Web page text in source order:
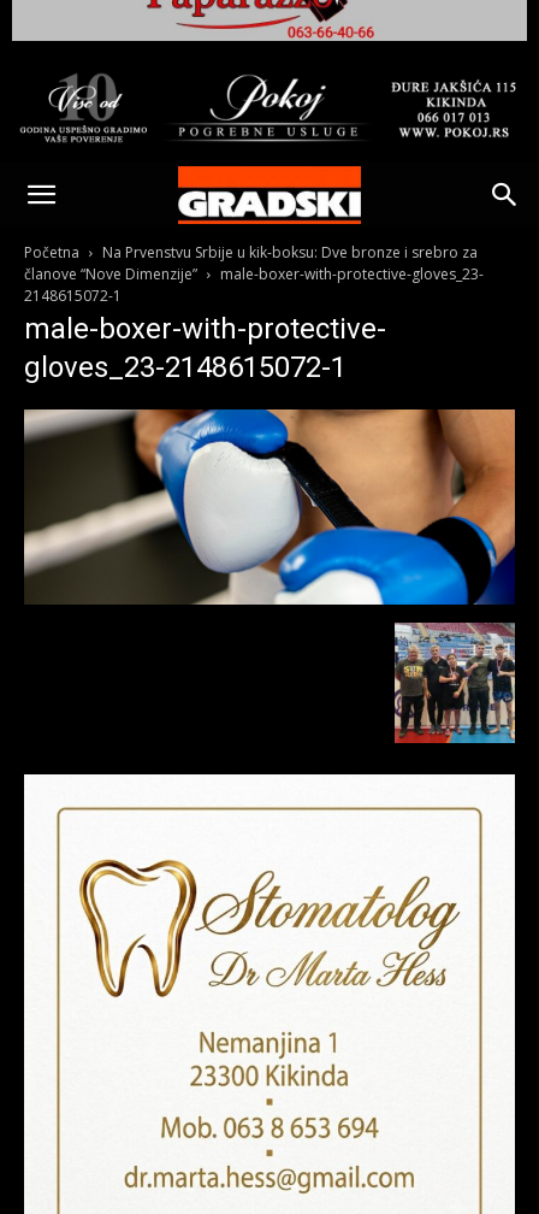
Gradski
Online
Kikinda
Početna
Na Prvenstvu Srbije u kik-boksu: Dve bronze i srebro za
članove “Nove Dimenzije”
male-boxer-with-protective-gloves_23-
2148615072-1
male-boxer-with-protective-
gloves_23-2148615072-1